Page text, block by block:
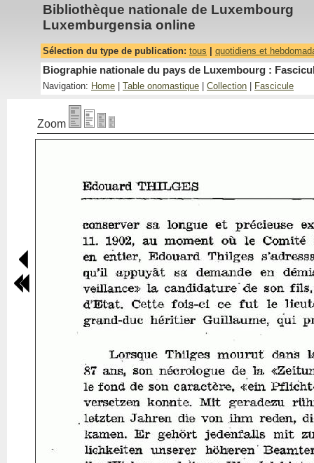
Bibliothèque nationale de Luxembourg
Luxemburgensia online
Sélection du type de publication: tous quotidiens et
Biographie nationale du pays de Luxembourg :
Navigation: Home Table onomastique Collection Fascicule
Zoom